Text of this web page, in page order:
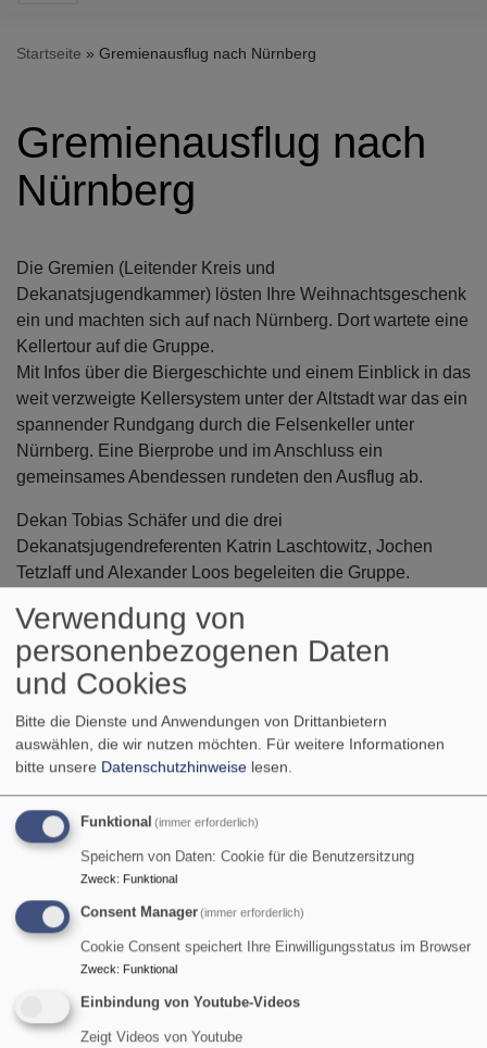
Startseite Gremienausflug nach Nürnberg
Gremienausflug nach
Nürnberg
Die Gremien (Leitender Kreis und
Dekanatsjugendkammer) lösten Ihre Weihnachtsgeschenk
ein und machten sich auf nach Nürnberg. Dort wartete eine
Kellertour auf die Gruppe.
Mit Infos über die Biergeschichte und einem Einblick in das
weit verzweigte Kellersystem unter der Altstadt war das ein
spannender Rundgang durch die Felsenkeller unter
Nürnberg. Eine Bierprobe und im Anschluss ein
gemeinsames Abendessen rundeten den Ausflug ab.
Dekan Tobias Schäfer und die drei
Dekanatsjugendreferenten Katrin Laschtowitz, Jochen
Tetzlaff und Alexander Loos begeleiten die Gruppe.
Verwendung von
personenbezogenen Daten
und Cookies
Bitte die Dienste und Anwendungen von Drittanbietern
auswählen, die wir nutzen möchten. Für weitere Informationen
bitte unsere Datenschutzhinweise lesen.
Funktional (immer erforderlich)
Speichern von Daten: Cookie für die Benutzersitzung
Zweck: Funktional
Consent Manager(immer erforderlich)
Cookie Consent speichert Ihre Einwilligungsstatus im Browser
Zweck: Funktional
Einbindung von Youtube-Videos
Zeigt Videos von Youtube